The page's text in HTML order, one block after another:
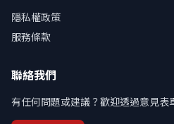
隱私權政策
服務條款
聯絡我們
有任何問題或建議？歡迎透過意見表